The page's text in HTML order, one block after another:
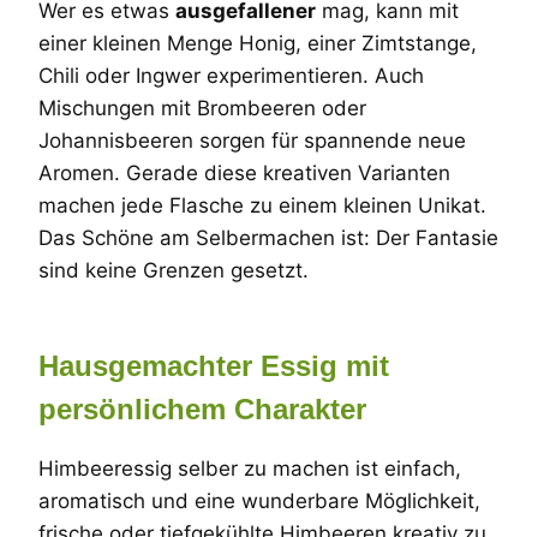
Wer es etwas ausgefallener mag, kann mit
einer kleinen Menge Honig, einer Zimtstange,
Chili oder Ingwer experimentieren. Auch
Mischungen mit Brombeeren oder
Johannisbeeren sorgen für spannende neue
Aromen. Gerade diese kreativen Varianten
machen jede Flasche zu einem kleinen Unikat.
Das Schöne am Selbermachen ist: Der Fantasie
sind keine Grenzen gesetzt.
Hausgemachter Essig mit
persönlichem Charakter
Himbeeressig selber zu machen ist einfach,
aromatisch und eine wunderbare Möglichkeit,